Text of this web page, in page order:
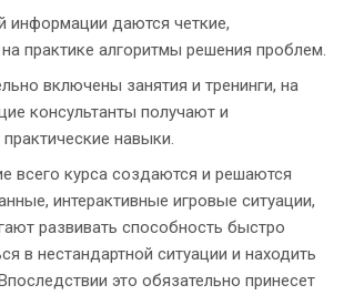
даются четкие,
практике алгоритмы решения проблем.
включены занятия и тренинги, на
консультанты получают и
навыки.
всего курса создаются и решаются
интерактивные игровые ситуации,
развивать способность быстро
в нестандартной ситуации и находить
это обязательно принесет